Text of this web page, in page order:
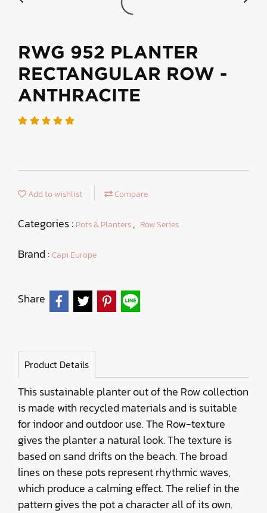
RWG 952 PLANTER
RECTANGULAR ROW -
ANTHRACITE
Add to wishlist Compare
Categories : Pots & Planters, Row Series
Brand :Capi Europe
Share
Product Details
This sustainable planter out of the Row collection
is made with recycled materials and is suitable
for indoor and outdoor use. The Row-texture
gives the planter a natural look. The texture is
based on sand drifts on the beach. The broad
lines on these pots represent rhythmic waves,
which produce a calming effect. The relief in the
pattern gives the pot a character all of its own.